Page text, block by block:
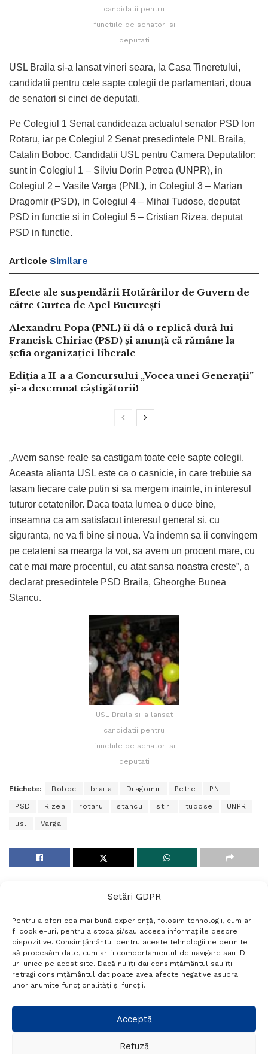
Setări GDPR
Pentru a oferi cea mai bună experiență, folosim tehnologii, cum ar
fi cookie-uri, pentru a stoca și/sau accesa informațiile despre
dispozitive. Consimțământul pentru aceste tehnologii ne permite
să procesăm date, cum ar fi comportamentul de navigare sau ID-
uri unice pe acest site. Dacă nu îți dai consimțământul sau îți
retragi consimțământul dat poate avea afecte negative asupra
unor anumite funcționalități și funcții.
Acceptă
Refuză
candidatii pentru
functiile de senatori si
deputati
USL Braila si-a lansat vineri seara, la Casa Tineretului,
candidatii pentru cele sapte colegii de parlamentari, doua
de senatori si cinci de deputati.
Pe Colegiul 1 Senat candideaza actualul senator PSD Ion
Rotaru, iar pe Colegiul 2 Senat presedintele PNL Braila,
Catalin Boboc. Candidatii USL pentru Camera Deputatilor:
sunt in Colegiul 1 – Silviu Dorin Petrea (UNPR), in
Colegiul 2 – Vasile Varga (PNL), in Colegiul 3 – Marian
Dragomir (PSD), in Colegiul 4 – Mihai Tudose, deputat
PSD in functie si in Colegiul 5 – Cristian Rizea, deputat
PSD in functie.
Articole Similare
Efecte ale suspendării Hotărârilor de Guvern de
către Curtea de Apel București
Alexandru Popa (PNL) îi dă o replică dură lui
Francisk Chiriac (PSD) și anunță că rămâne la
șefia organizației liberale
Ediția a II-a a Concursului „Vocea unei Generații”
și-a desemnat câștigătorii!
„Avem sanse reale sa castigam toate cele sapte colegii.
Aceasta alianta USL este ca o casnicie, in care trebuie sa
lasam fiecare cate putin si sa mergem inainte, in interesul
tuturor cetatenilor. Daca toata lumea o duce bine,
inseamna ca am satisfacut interesul general si, cu
siguranta, ne va fi bine si noua. Va indemn sa ii convingem
pe cetateni sa mearga la vot, sa avem un procent mare, cu
cat e mai mare procentul, cu atat sansa noastra creste”, a
declarat presedintele PSD Braila, Gheorghe Bunea
Stancu.
USL Braila si-a lansat
candidatii pentru
functiile de senatori si
deputati
Etichete: Boboc braila Dragomir Petre PNL
PSD Rizea rotaru stancu stiri tudose UNPR
usl Varga
Termeni si conditii
Politică de confidențialitate
Politica cookies
Setări GDPR
+40 788 760 194